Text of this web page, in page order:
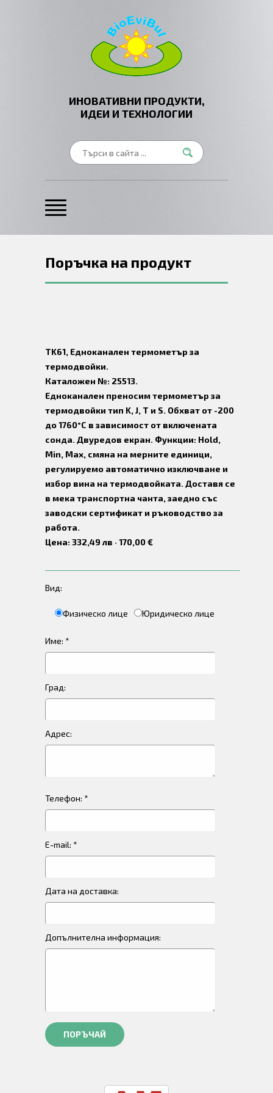
ИНОВАТИВНИ ПРОДУКТИ,
ИДЕИ И ТЕХНОЛОГИИ
Поръчка на продукт
TK61, Едноканален термометър за
термодвойки.
Каталожен №: 25513.
Едноканален преносим термометър за
термодвойки тип K, J, Т и S. Обхват от -200
до 1760°C в зависимост от включената
сонда. Двуредов екран. Функции: Hold,
Min, Max, смяна на мерните единици,
регулируемо автоматично изключване и
избор вина на термодвойката. Доставя се
в мека транспортна чанта, заедно със
заводски сертификат и ръководство за
работа.
Цена: 332,49 лв · 170,00 €
Вид:
Физическо лице Юридическо лице
Име: *
Град:
Адрес:
Телефон: *
E-mail: *
Дата на доставка:
Допълнителна информация:
ПОРЪЧАЙ